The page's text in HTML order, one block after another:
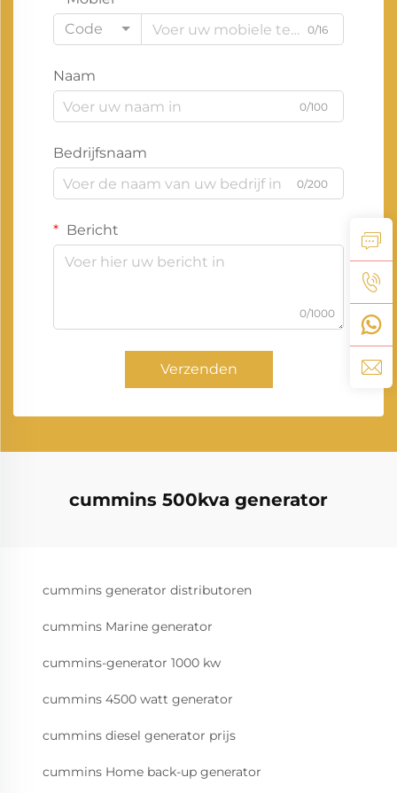
Code
0/16
Naam
0/100
Bedrijfsnaam
0/200
Bericht
0/1000
Verzenden
cummins 500kva generator
cummins generator distributoren
cummins Marine generator
cummins-generator 1000 kw
cummins 4500 watt generator
cummins diesel generator prijs
cummins Home back-up generator